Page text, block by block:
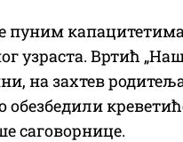
пуним
узраста. Вртић
на захтев
обезбедили
саговорнице.